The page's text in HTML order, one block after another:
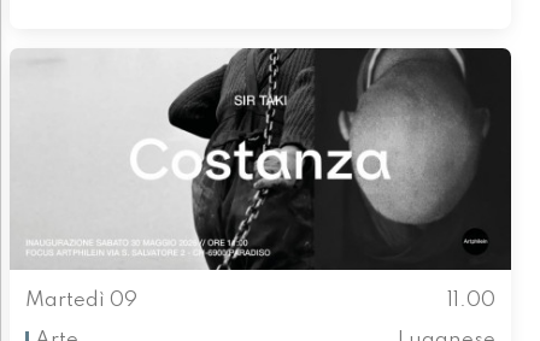
Martedì 09
11.00